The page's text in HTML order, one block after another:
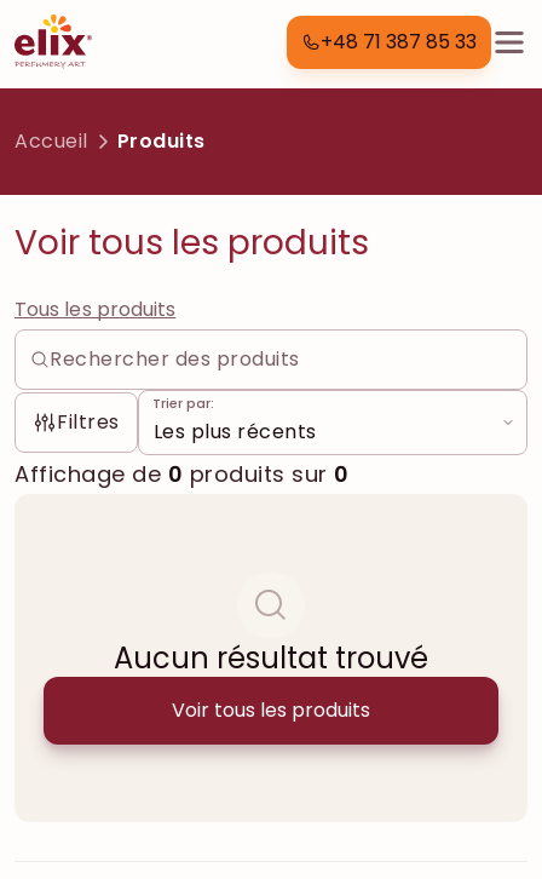
+48 71 387 85 33
Accueil Produits
Voir tous les produits
Tous les produits
Filtres
Trier par:
Affichage de 0 produits sur 0
Aucun résultat trouvé
Voir tous les produits